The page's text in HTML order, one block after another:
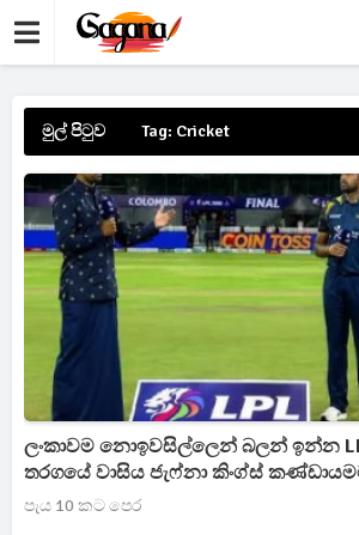
මුල් පිටුව Tag: Cricket
ලංකාවම නොඉවසිල්ලෙන් බලන් ඉන්න
තරගයේ වාසිය ජැෆ්නා කිංග්ස්
පැය 10 කට පෙර